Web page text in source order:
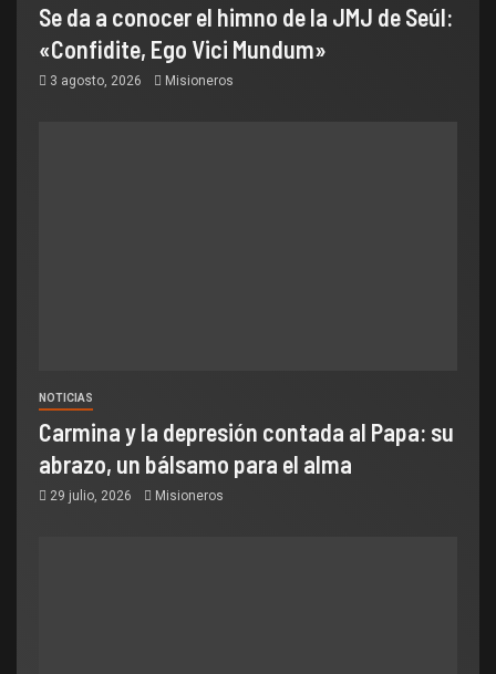
Se da a conocer el himno de la JMJ de Seúl:
«Confidite, Ego Vici Mundum»
3 agosto, 2026 Misioneros
NOTICIAS
Carmina y la depresión contada al Papa: su
abrazo, un bálsamo para el alma
29 julio, 2026 Misioneros